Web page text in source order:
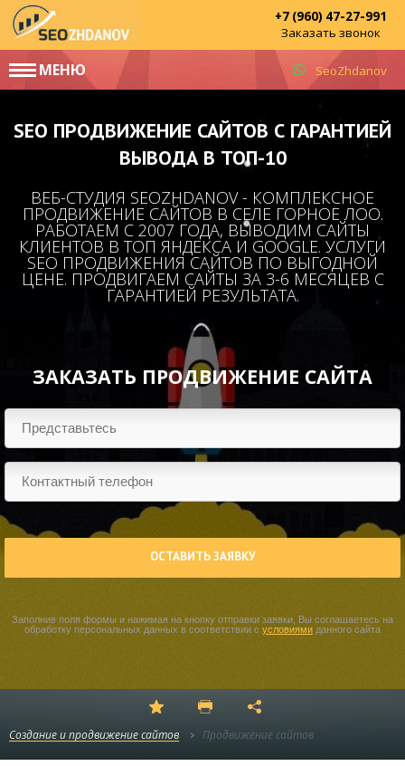
SeoZhdanov
+7 (960) 47-27-991
Заказать звонок
МЕНЮ
SEO ПРОДВИЖЕНИЕ САЙТОВ С ГАРАНТИЕЙ
ВЫВОДА В ТОП-10
ВЕБ-СТУДИЯ SEOZHDANOV - КОМПЛЕКСНОЕ
ПРОДВИЖЕНИЕ САЙТОВ В СЕЛЕ ГОРНОЕ ЛОО.
РАБОТАЕМ С 2007 ГОДА, ВЫВОДИМ САЙТЫ
КЛИЕНТОВ В ТОП ЯНДЕКСА И GOOGLE. УСЛУГИ
SEO ПРОДВИЖЕНИЯ САЙТОВ ПО ВЫГОДНОЙ
ЦЕНЕ. ПРОДВИГАЕМ САЙТЫ ЗА 3-6 МЕСЯЦЕВ С
ГАРАНТИЕЙ РЕЗУЛЬТАТА.
ЗАКАЗАТЬ ПРОДВИЖЕНИЕ САЙТА
ОСТАВИТЬ ЗАЯВКУ
Заполнив поля формы и нажимая на кнопку отправки заявки, Вы соглашаетесь на
обработку персональных данных в соответствии с условиями данного сайта
Создание и продвижение сайтов Продвижение сайтов